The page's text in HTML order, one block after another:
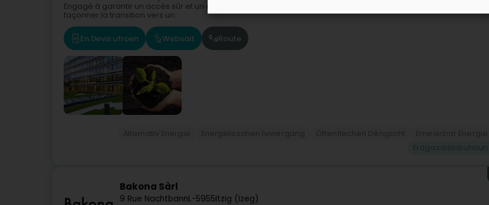
Engagé à garantir un accès sûr et un approvisionnement compétitif en énergie, Encevo contribue activement à
façonner la transition vers un...
En Devis ufroen Websäit Route
Bakona Sàrl
9 Rue NachtbannL-5955Itzig (Izeg)